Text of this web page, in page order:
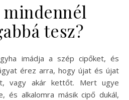
tesz?
érez arra, hogy újat és újat
vagy akár kettőt. Mert ugye
és alkalomra másik cipő dukál,